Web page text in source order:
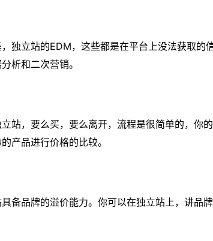
独立站的EDM，这些都是在平台上没法获取的
析和二次营销。
站，要么买，要么离开，流程是很简单的，你
产品进行价格的比较。
备品牌的溢价能力。你可以在独立站上，讲品